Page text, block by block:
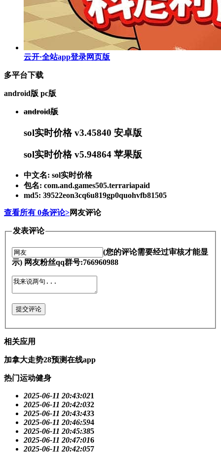
云开·全站app登录网页版
多平台下载
android版 pc版
android版
sol实时价格 v3.45840 安卓版
sol实时价格 v5.94864 苹果版
中文名: sol实时价格
包名: com.and.games505.terrariapaid
md5: 39522eon3cq6u819gp0quohvfb81505
查看所有 0条评论>网友评论
发表评论
(您的评论需要经过审核才能显
示) 网友粉丝qq群号:766960988
提交评论
相关应用
加拿大走势28预测在线app
热门运动健身
2025-06-11 20:43:021
2025-06-11 20:42:032
2025-06-11 20:43:433
2025-06-11 20:46:594
2025-06-11 20:45:385
2025-06-11 20:47:016
2025-06-11 20:42:057